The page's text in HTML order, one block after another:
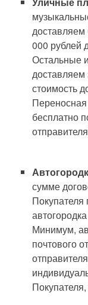
доставляем
000 рублей
Остальные
доставляем
стоимость
Переносная
бесплатно
сумме
Минимум,
почтового